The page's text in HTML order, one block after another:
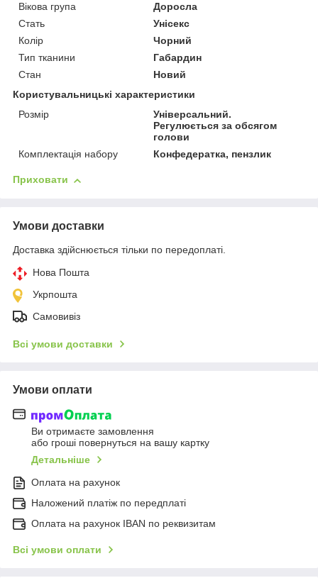
Вікова група
Доросла
Стать
Унісекс
Колір
Чорний
Тип тканини
Габардин
Стан
Новий
Користувальницькі характеристики
Розмір
Універсальний.
Регулюється за обсягом
голови
Комплектація набору
Конфедератка, пензлик
Приховати
Умови доставки
Доставка здійснюється тільки по передоплаті.
Нова Пошта
Укрпошта
Самовивіз
Всі умови доставки
Умови оплати
Ви отримаєте замовлення
або гроші повернуться на вашу картку
Детальніше
Оплата на рахунок
Наложений платіж по передплаті
Оплата на рахунок IBAN по реквизитам
Всі умови оплати